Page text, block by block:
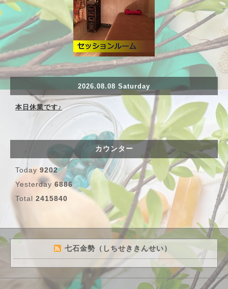
2026.08.08 Saturday
本日休業です♪
カウンター
Today 9202
Yesterday 6886
Total 2415840
七石金勢（しちせききんせい）